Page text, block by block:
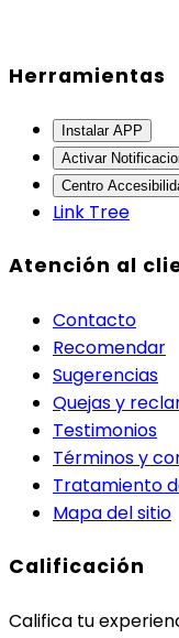
Herramientas
Instalar APP
Activar
Centro
Link Tree
Atención al
Contacto
Recomendar
Sugerencias
Quejas y
Testimonios
Términos y
Tratamiento
Mapa del sitio
Calificación
Califica tu